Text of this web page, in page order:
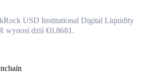
USD Institutional Digital Liquidity
wynosi dziś €0.8681.